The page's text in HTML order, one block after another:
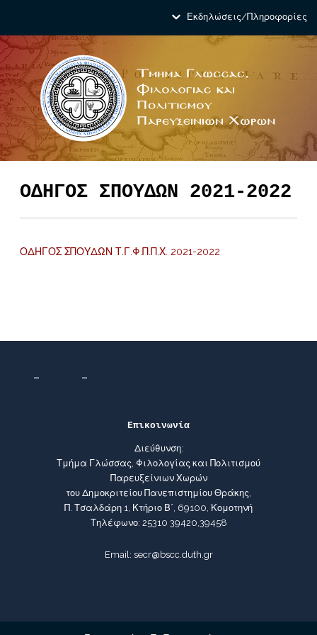
Εκδηλώσεις/Πληροφορίες
ΟΔΗΓΟΣ ΣΠΟΥΔΩΝ 2021-2022
ΟΔΗΓΟΣ ΣΠΟΥΔΩΝ Τ.Γ.Φ.Π.Π.Χ. 2021-2022
Επικοινωνία
Διεύθυνση:
Τμήμα Γλώσσας, Φιλολογίας και Πολιτισμού
Παρευξείνιων Χωρών
του Δημοκριτείου Πανεπιστημίου Θράκης,
Π. Τσαλδάρη 1, Κτήριο Β΄, 69100, Κομοτηνή
Τηλέφωνο: 25310 39420,39458
Email: secr@bscc.duth.gr